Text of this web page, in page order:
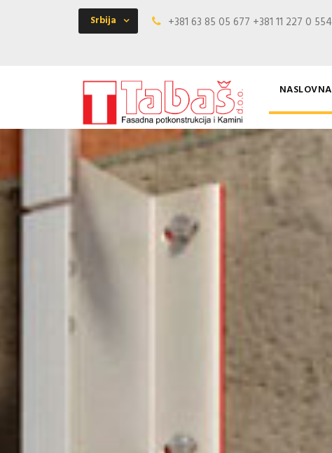
Srbija +381 63 85 05 677 +381 11 227 0 554
NASLOVNA